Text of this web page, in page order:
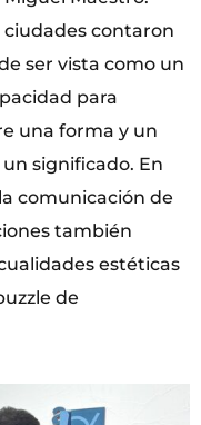
contaron
ser vista como un
para
una forma y un
significado. En
comunicación de
también
estéticas
de